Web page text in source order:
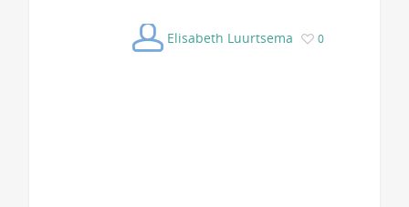
Elisabeth Luurtsema 0